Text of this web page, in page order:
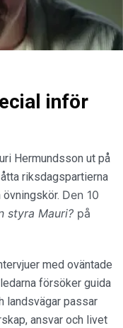
inför
Hermundsson ut på
riksdagspartierna
övningskör. Den 10
styra Mauri? på
med oväntade
försöker guida
landsvägar passar
ansvar och livet